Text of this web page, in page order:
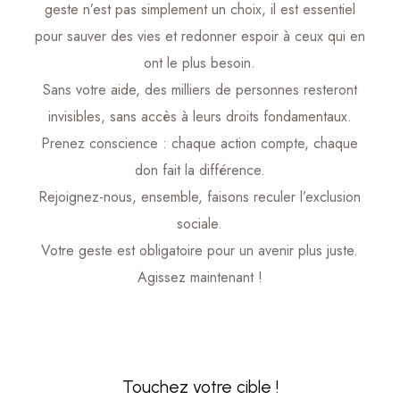
geste n’est pas simplement un choix, il est essentiel
pour sauver des vies et redonner espoir à ceux qui en
ont le plus besoin.
Sans votre aide, des milliers de personnes resteront
invisibles, sans accès à leurs droits fondamentaux.
Prenez conscience : chaque action compte, chaque
don fait la différence.
Rejoignez-nous, ensemble, faisons reculer l’exclusion
sociale.
Votre geste est obligatoire pour un avenir plus juste.
Agissez maintenant !
Touchez votre cible !